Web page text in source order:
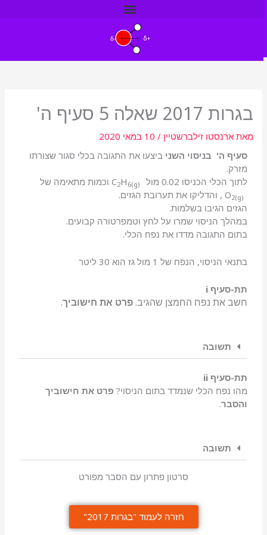
בגרות 2017 שאלה 5 סעיף ה'
מאת ארנסטו זילברשטיין / 10 במאי 2020
סעיף ה' בניסוי השניביצעו את התגובה בכלי סגור שצורתו
מזרק.
לתוך הכלי הכניסו 0.02 מול C
2H6(g)
וכמות מתאימה של
O2(g)
, והדליקו את תערובת הגזים.
הגזים הגיבו בשלמות.
במהלך הניסוי שמרו על לחץ וטמפרטורה קבועים.
בתום התגובה מדדו את נפח הכלי.
בתנאי הניסוי, הנפח של 1 מול גז הוא 30 ליטר
תת-סעיף i
חשב את נפח החמצן שהגיב.פרט את חישוביך.
תשובה
תת-סעיף ii
מהו נפח הכלי שנמדד בתום הניסוי? פרט את חישוביך
והסבר.
תשובה
סרטון פתרון עם הסבר מפורט
חזרה לעמוד "בגרות 2017"